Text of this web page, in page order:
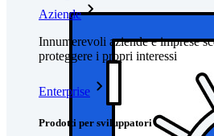
Aziende
Innumerevoli aziende e imprese
proteggere i propri interessi
Enterprise
Prodotti per sviluppatori